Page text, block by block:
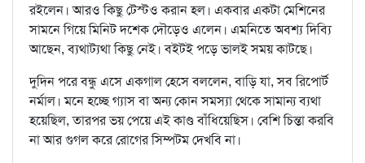
রইলেন। আরও কিছু টেস্টও করান হল। একবার একটা মেশিনের
সামনে গিয়ে মিনিট দশেক দৌড়েও এলেন। এমনিতে অবশ্য দিব্যি
আছেন, ব্যথাট্যথা কিছু নেই। বইটই পড়ে ভালই সময় কাটছে।
দুদিন পরে বন্ধু এসে একগাল হেসে বললেন, বাড়ি যা, সব রিপোর্ট
নর্মাল। মনে হচ্ছে গ্যাস বা অন্য কোন সমস্যা থেকে সামান্য ব্যথা
হয়েছিল, তারপর ভয় পেয়ে এই কাণ্ড বাঁধিয়েছিস। বেশি চিন্তা করবি
না আর গুগল করে রোগের সিম্পটম দেখবি না।